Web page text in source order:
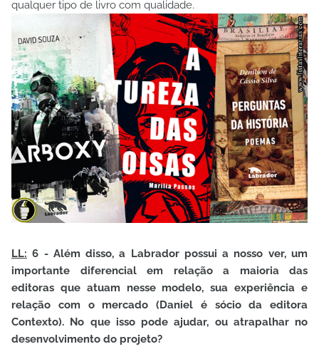
qualquer tipo de livro com qualidade.
LL: 6 - Além disso, a Labrador possui a nosso ver, um
importante diferencial em relação a maioria das
editoras que atuam nesse modelo, sua experiência e
relação com o mercado (Daniel é sócio da editora
Contexto). No que isso pode ajudar, ou atrapalhar no
desenvolvimento do projeto?